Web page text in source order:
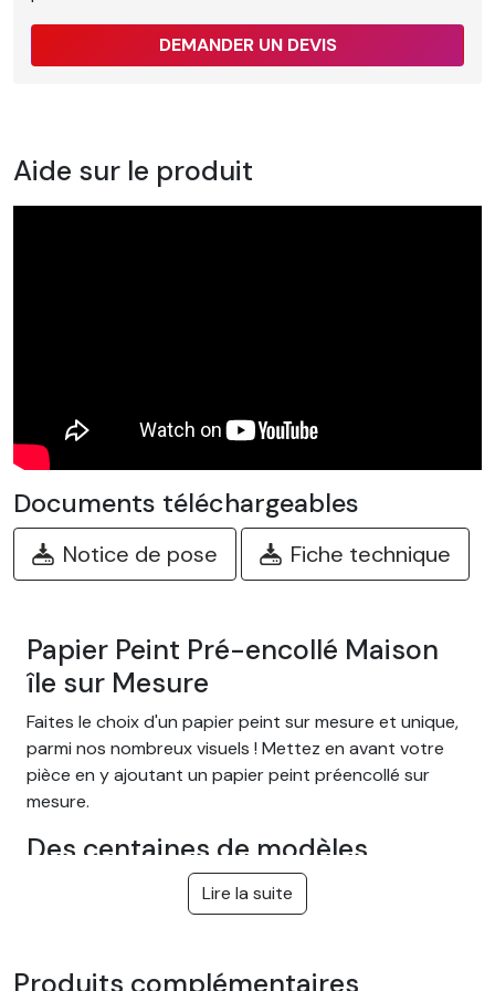
DEMANDER UN DEVIS
Aide sur le produit
Documents téléchargeables
Notice de pose Fiche technique
Papier Peint Pré-encollé Maison
île sur Mesure
Faites le choix d'un papier peint sur mesure et unique,
parmi nos nombreux visuels ! Mettez en avant votre
pièce en y ajoutant un papier peint préencollé sur
mesure.
Des centaines de modèles
Choisissez parmi notre large gamme de papiers peints
nature, fantastique, enfant, texture, paysage.. et bien
Lire la suite
Produits complémentaires